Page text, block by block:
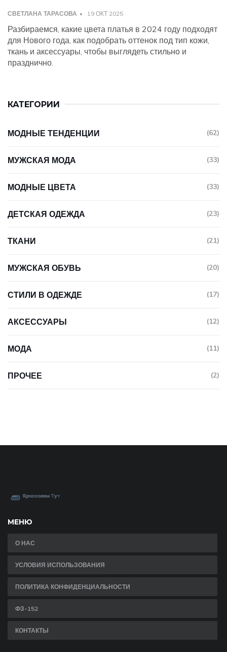
СВЕТЛАНА ТАРАСОВА 19 ОКТ 2025
Разбираемся, какие цвета платья в 2024 году подходят
для Нового года, как подобрать оттенок под тип кожи,
ткань и аксессуары, чтобы выглядеть стильно и
празднично.
КАТЕГОРИИ
МОДНЫЕ ТЕНДЕНЦИИ (62)
МУЖСКАЯ МОДА (33)
МОДНЫЕ ЦВЕТА (33)
ДЕТСКАЯ ОДЕЖДА (23)
ТКАНИ (21)
МУЖСКАЯ ОБУВЬ (20)
СТИЛИ В ОДЕЖДЕ (17)
АКСЕССУАРЫ (12)
МОДА (11)
ПРОЧЕЕ (2)
МЕНЮ
О НАС
УСЛОВИЯ ИСПОЛЬЗОВАНИЯ
ПОЛИТИКА КОНФИДЕНЦИАЛЬНОСТИ
ФЗ-152
КОНТАКТЫ